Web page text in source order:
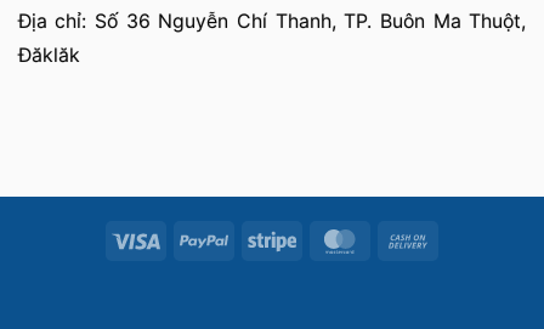
Địa chỉ: Số 36 Nguyễn Chí Thanh, TP. Buôn Ma Thuột,
Đăklăk
Visa PayPal Stripe MasterCard